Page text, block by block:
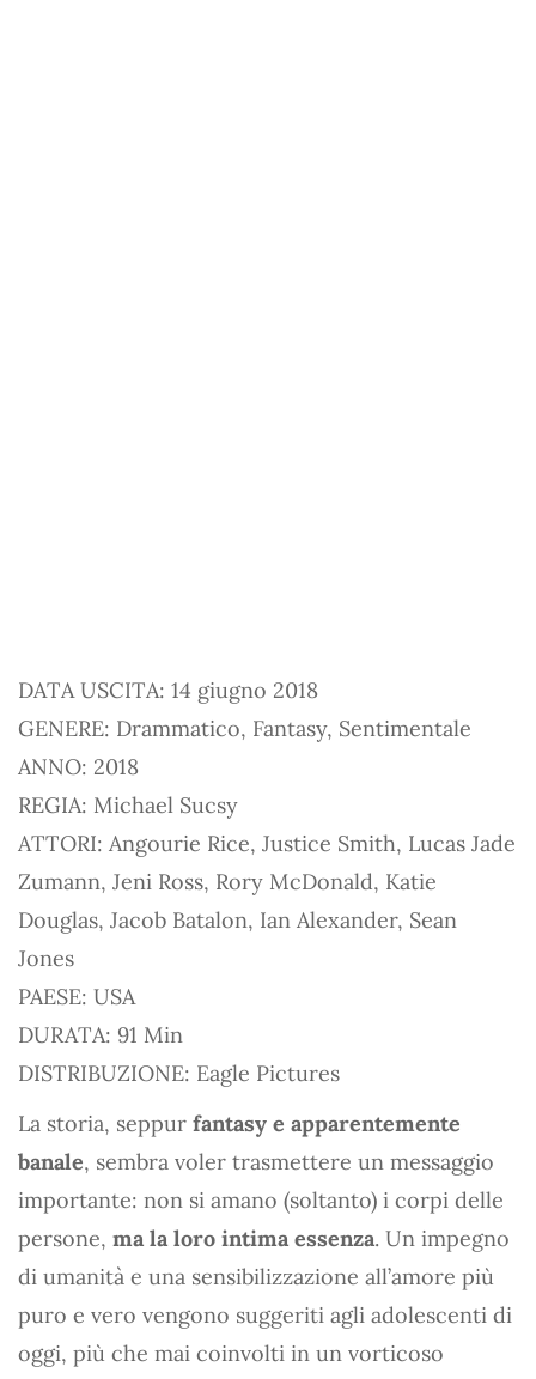
DATA USCITA: 14 giugno 2018
GENERE: Drammatico, Fantasy, Sentimentale
ANNO: 2018
REGIA: Michael Sucsy
ATTORI: Angourie Rice, Justice Smith, Lucas Jade
Zumann, Jeni Ross, Rory McDonald, Katie
Douglas, Jacob Batalon, Ian Alexander, Sean
Jones
PAESE: USA
DURATA: 91 Min
DISTRIBUZIONE: Eagle Pictures
La storia, seppur fantasy e apparentemente
banale, sembra voler trasmettere un messaggio
importante: non si amano (soltanto) i corpi delle
persone, ma la loro intima essenza. Un impegno
di umanità e una sensibilizzazione all’amore più
puro e vero vengono suggeriti agli adolescenti di
oggi, più che mai coinvolti in un vorticoso